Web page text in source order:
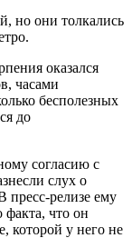
но они толкались
оказался
часами
бесполезных
до
согласию с
слух о
релизе ему
факта, что он
которой у него не